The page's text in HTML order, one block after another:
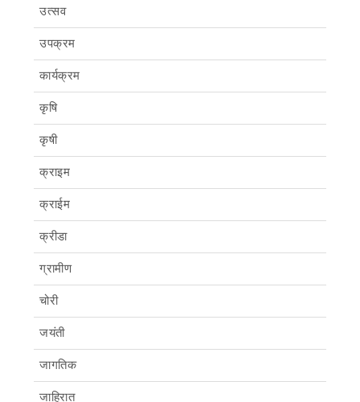
उत्सव
उपक्रम
कार्यक्रम
कृषि
कृषी
क्राइम
क्राईम
क्रीडा
ग्रामीण
चोरी
जयंती
जागतिक
जाहिरात